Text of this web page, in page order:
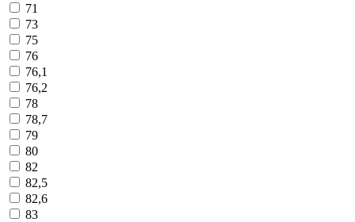
71
73
75
76
76,1
76,2
78
78,7
79
80
82
82,5
82,6
83